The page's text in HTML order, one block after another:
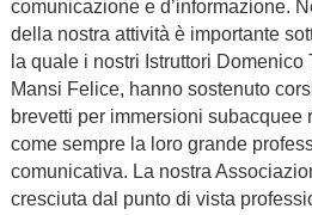
comunicazione e d’informazione.
della nostra attività è importante
la quale i nostri Istruttori Domenico
Mansi Felice, hanno sostenuto
brevetti per immersioni subacquee
come sempre la loro grande
comunicativa. La nostra
cresciuta dal punto di vista